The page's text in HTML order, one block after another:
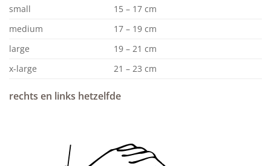
small
15 – 17 cm
medium
17 – 19 cm
large
19 – 21 cm
x-large
21 – 23 cm
rechts en links hetzelfde